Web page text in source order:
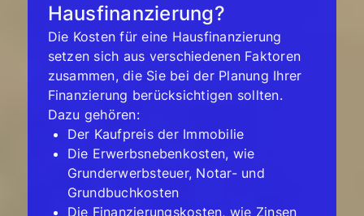
Hausfinanzierung?
Die Kosten für eine Hausfinanzierung
setzen sich aus verschiedenen Faktoren
zusammen, die Sie bei der Planung Ihrer
Finanzierung berücksichtigen sollten.
Dazu gehören:
Der Kaufpreis der Immobilie
Die Erwerbsnebenkosten, wie
Grunderwerbsteuer, Notar- und
Grundbuchkosten
Die Finanzierungskosten, wie Zinsen